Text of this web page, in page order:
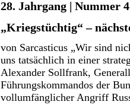
28. Jahrgang | Nummer
„Kriegstüchtig“ –
von Sarcasticus „Wir sind
uns tatsächlich in einer
Alexander Sollfrank,
Führungskommandos der
vollumfänglicher Angriff